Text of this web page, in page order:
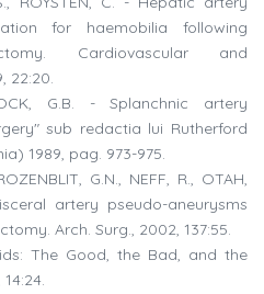
for haemobilia following
Cardiovascular and
22:20.
G.B. - Splanchnic artery
sub redactia lui Rutherford
1989, pag. 973-975.
G.N., NEFF, R., OTAH,
artery pseudo-aneurysms
Arch. Surg., 2002, 137:55.
The Good, the Bad, and the